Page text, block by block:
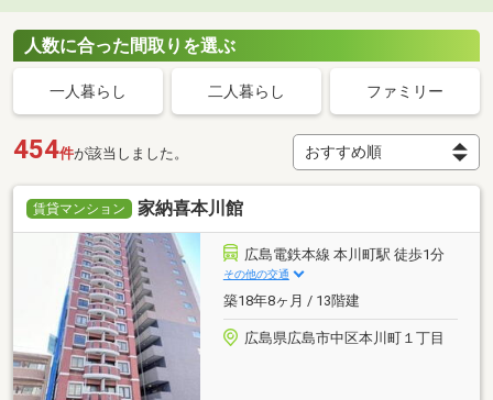
人数に合った間取りを選ぶ
一人暮らし 二人暮らし ファミリー
454件が該当しました。
賃貸マンション 家納喜本川館
広島電鉄本線 本川町駅 徒歩1分
その他の交通
築18年8ヶ月 / 13階建
広島県広島市中区本川町１丁目